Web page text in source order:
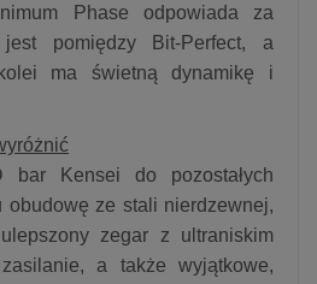
Phase odpowiada za
pomiędzy Bit-Perfect, a
ma świetną dynamikę i
bar Kensei do pozostałych
obudowę ze stali nierdzewnej,
zegar z ultraniskim
a także wyjątkowe,